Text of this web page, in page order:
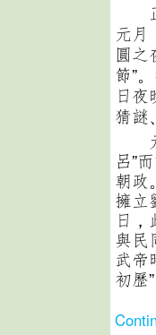
正
元月
圓之
節”
日
猜謎
元
呂”
朝政
擁立
日
與民
武帝
初歷